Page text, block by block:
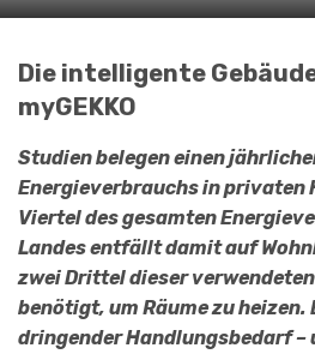
Die intelligente
myGEKKO
Studien belegen einen
Energieverbrauchs in privaten
Viertel des gesamten
Landes entfällt damit auf
zwei Drittel dieser
benötigt, um Räume zu heizen.
dringender Handlungsbedarf –